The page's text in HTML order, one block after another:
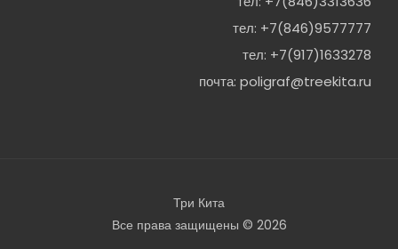
тел: +7(846)9577777
тел: +7(917)1633278
почта: poligraf@treekita.ru
Три Кита
Все права защищены © 2026